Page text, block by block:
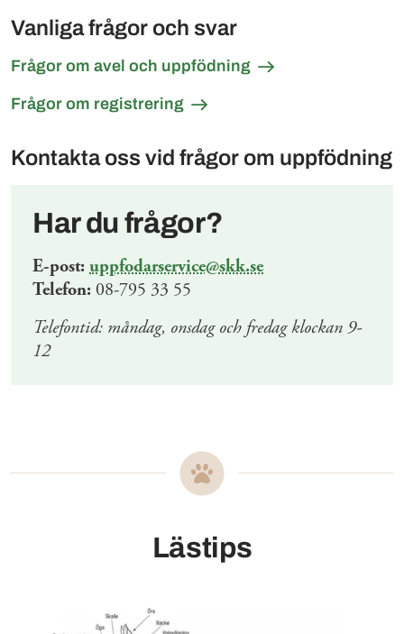
Vanliga frågor och svar
Frågor om avel och uppfödning
Frågor om registrering
Kontakta oss vid frågor om uppfödning
Har du frågor?
E-post: uppfodarservice@skk.se
Telefon: 08-795 33 55
Telefontid: måndag, onsdag och fredag klockan 9-
12
Lästips